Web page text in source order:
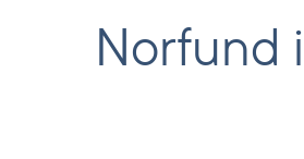
Norfund